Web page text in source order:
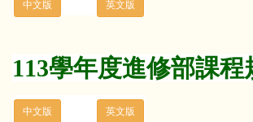
113學年度進修部課程